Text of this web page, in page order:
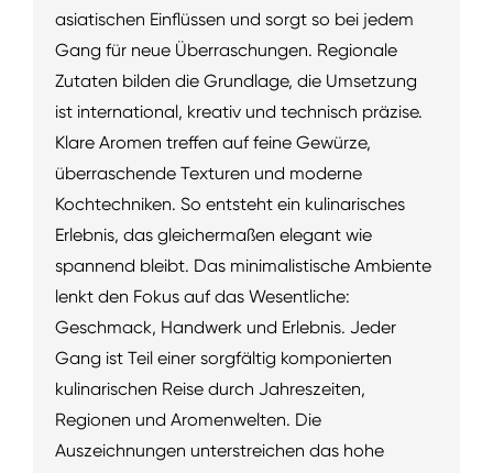
asiatischen Einflüssen und sorgt so bei jedem
Gang für neue Überraschungen. Regionale
Zutaten bilden die Grundlage, die Umsetzung
ist international, kreativ und technisch präzise.
Klare Aromen treffen auf feine Gewürze,
überraschende Texturen und moderne
Kochtechniken. So entsteht ein kulinarisches
Erlebnis, das gleichermaßen elegant wie
spannend bleibt. Das minimalistische Ambiente
lenkt den Fokus auf das Wesentliche:
Geschmack, Handwerk und Erlebnis. Jeder
Gang ist Teil einer sorgfältig komponierten
kulinarischen Reise durch Jahreszeiten,
Regionen und Aromenwelten. Die
Auszeichnungen unterstreichen das hohe